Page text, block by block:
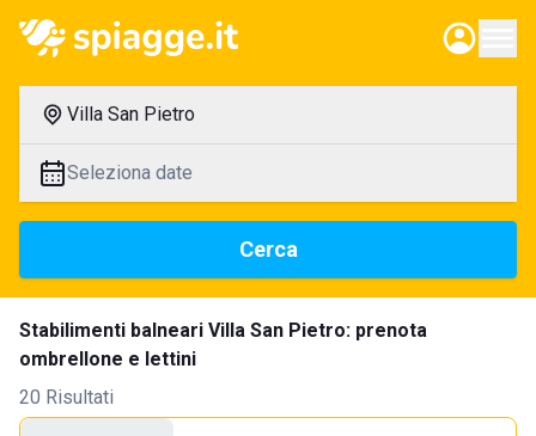
Villa San Pietro
Seleziona date
Cerca
Stabilimenti balneari Villa San Pietro: prenota
ombrellone e lettini
20 Risultati